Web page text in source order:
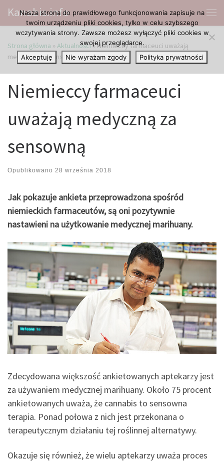
Przejdź do treści
Kanabis.info
Strona główna » Aktualności»Niemieccy farmaceuci uważają
medyczną za sensowną
Niemieccy farmaceuci
uważają medyczną za
sensowną
Opublikowano 28 września 2018
Jak pokazuje ankieta przeprowadzona spośród
niemieckich farmaceutów, są oni pozytywnie
nastawieni na użytkowanie medycznej marihuany.
Zdecydowana większość ankietowanych aptekarzy jest
za używaniem medycznej marihuany. Około 75 procent
ankietowanych uważa, że cannabis to sensowna
terapia. Ponad połowa z nich jest przekonana o
terapeutycznym działaniu tej roślinnej alternatywy.
Okazuje się również, że wielu aptekarzy uważa proces
Nasza strona do prawidłowego funkcjonowania zapisuje na
twoim urządzeniu pliki cookies, tylko w celu szybszego
wczytywania strony. Zawsze możesz wyłączyć pliki cookies w
swojej przeglądarce.
Akceptuję
Nie wyrażam zgody Polityka prywatności